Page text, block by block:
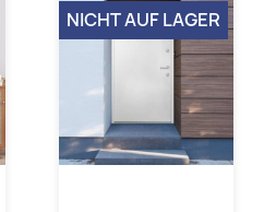
NICHT AUF LAGER